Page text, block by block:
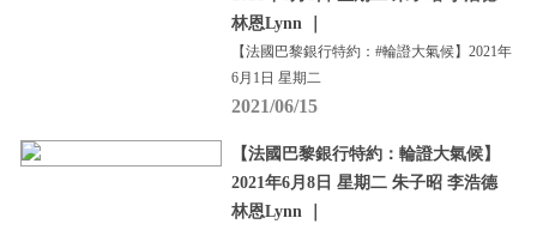
林恩Lynn ｜
【法國巴黎銀行特約：#輪證大氣候】2021年
6月1日 星期二
2021/06/15
【法國巴黎銀行特約：輪證大氣候】
2021年6月8日 星期二 朱子昭 李浩德
林恩Lynn ｜